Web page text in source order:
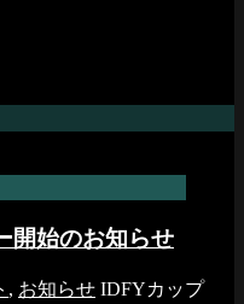
開始のお知らせ
, お知らせ IDFYカップ